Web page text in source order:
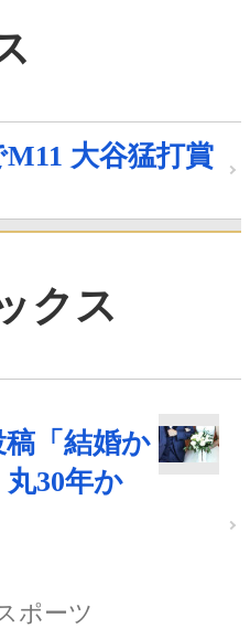
M11 大谷猛打賞
クス
「結婚か
30年か
ポーツ